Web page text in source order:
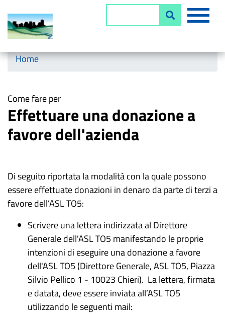
Salta
Horizontal menu
Home
Come fare per
Effettuare una donazione a
favore dell'azienda
Di seguito riportata la modalità con la quale possono
essere effettuate donazioni in denaro da parte di terzi a
favore dell’ASL TO5:
Scrivere una lettera indirizzata al Direttore
Generale dell'ASL TO5 manifestando le proprie
intenzioni di eseguire una donazione a favore
dell'ASL TO5 (Direttore Generale, ASL TO5, Piazza
Silvio Pellico 1 - 10023 Chieri). La lettera, firmata
e datata, deve essere inviata all’ASL TO5
utilizzando le seguenti mail: